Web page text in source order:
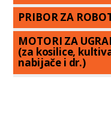
PRIBOR ZA
MOTORI ZA
(za kosilice,
nabijače i dr.)